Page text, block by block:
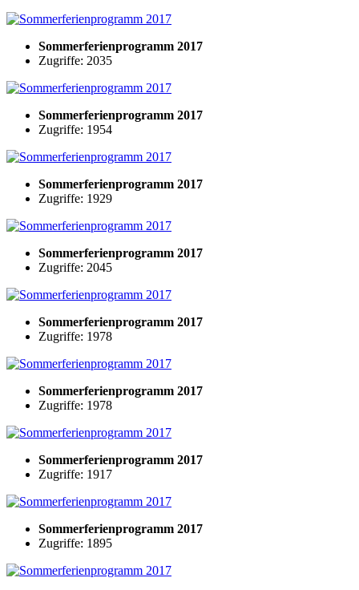
Sommerferienprogramm 2017
Zugriffe: 2035
Sommerferienprogramm 2017
Zugriffe: 1954
Sommerferienprogramm 2017
Zugriffe: 1929
Sommerferienprogramm 2017
Zugriffe: 2045
Sommerferienprogramm 2017
Zugriffe: 1978
Sommerferienprogramm 2017
Zugriffe: 1978
Sommerferienprogramm 2017
Zugriffe: 1917
Sommerferienprogramm 2017
Zugriffe: 1895